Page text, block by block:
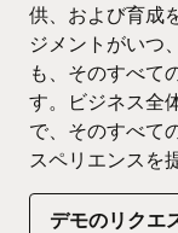
供、および育成
ジメントがいつ
も、そのすべて
す。ビジネス全
で、そのすべて
スペリエンスを
デモのリクエ